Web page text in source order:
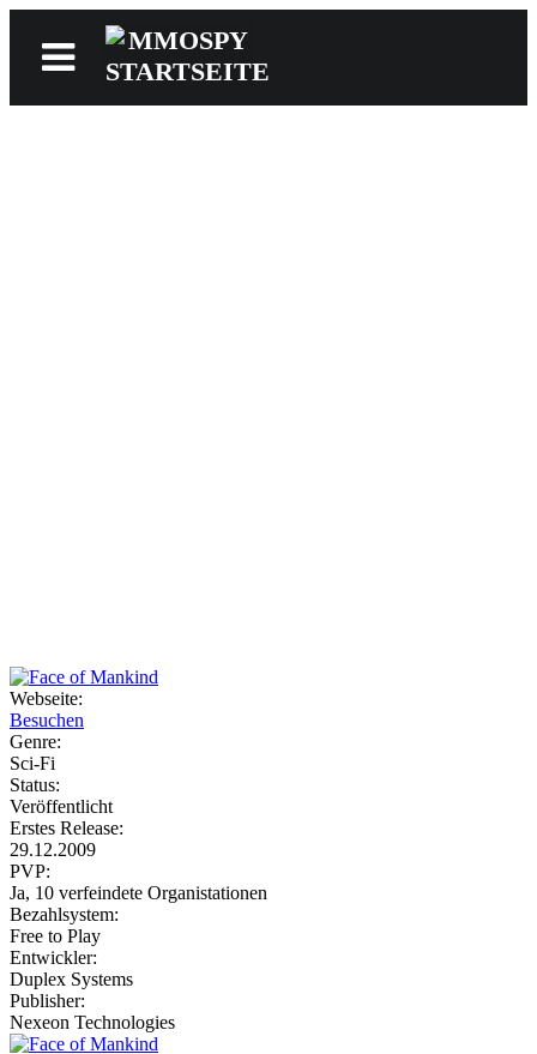
Webseite:
Besuchen
Genre:
Sci-Fi
Status:
Veröffentlicht
Erstes Release:
29.12.2009
PVP:
Ja, 10 verfeindete Organistationen
Bezahlsystem:
Free to Play
Entwickler:
Duplex Systems
Publisher:
Nexeon Technologies